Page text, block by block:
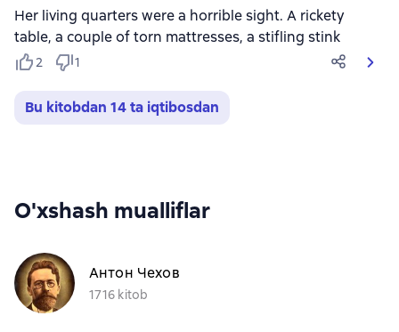
Her living quarters were a horrible sight. A rickety
table, a couple of torn mattresses, a stifling stink
2 1
Bu kitobdan 14 ta iqtibosdan
O'xshash mualliflar
Антон Чехов
1716 kitob